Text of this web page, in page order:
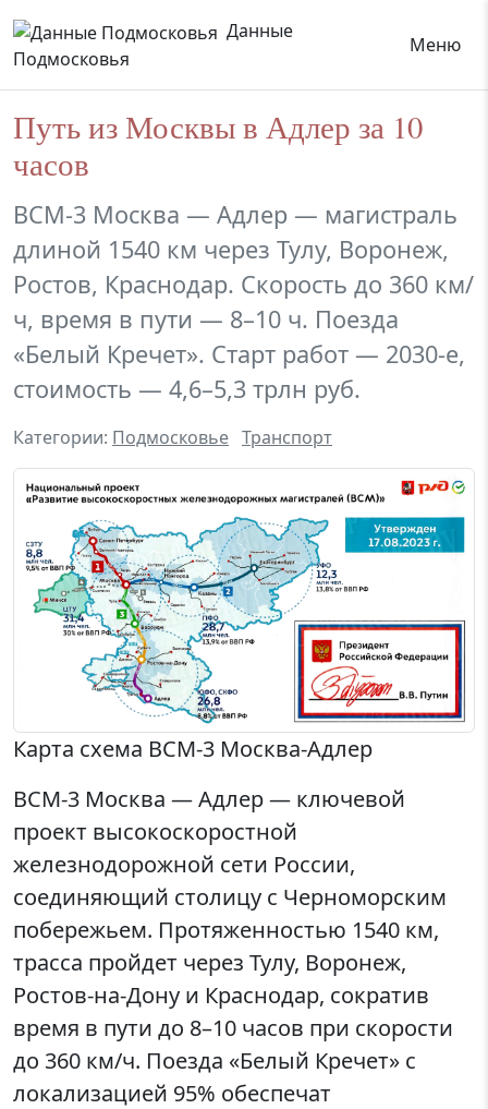
Данные
Подмосковья
Меню
Путь из Москвы в Адлер за 10
часов
ВСМ-3 Москва — Адлер — магистраль
длиной 1540 км через Тулу, Воронеж,
Ростов, Краснодар. Скорость до 360 км/
ч, время в пути — 8–10 ч. Поезда
«Белый Кречет». Старт работ — 2030-е,
стоимость — 4,6–5,3 трлн руб.
Категории: Подмосковье Транспорт
Карта схема ВСМ-3 Москва-Адлер
ВСМ-3 Москва — Адлер — ключевой
проект высокоскоростной
железнодорожной сети России,
соединяющий столицу с Черноморским
побережьем. Протяженностью 1540 км,
трасса пройдет через Тулу, Воронеж,
Ростов-на-Дону и Краснодар, сократив
время в пути до 8–10 часов при скорости
до 360 км/ч. Поезда «Белый Кречет» с
локализацией 95% обеспечат